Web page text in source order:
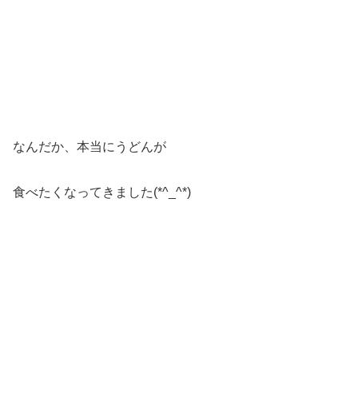
なんだか、本当にうどんが
食べたくなってきました(*^_^*)